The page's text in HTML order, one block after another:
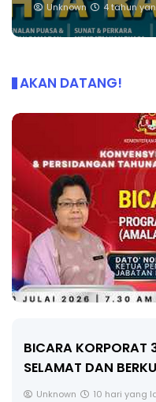
Unknown 4 tahun
AKAN DATANG!
KEYNOTE SPEAKER 3
EDUCATION IN
Unknown 10 hari yang